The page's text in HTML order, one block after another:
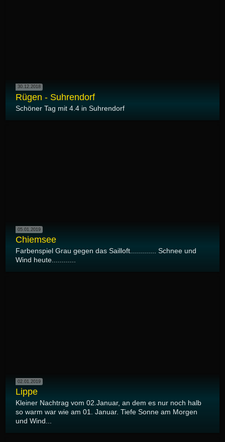
30.12.2018
Rügen - Suhrendorf
Schöner Tag mit 4.4 in Suhrendorf
05.01.2019
Chiemsee
Farbenspiel Grau gegen das Sailloft............. Schnee und
Wind heute............
02.01.2019
Lippe
Kleiner Nachtrag vom 02.Januar, an dem es nur noch halb
so warm war wie am 01. Januar. Tiefe Sonne am Morgen
und Wind...